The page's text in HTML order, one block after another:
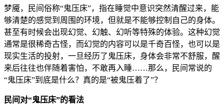
梦魇，民间俗称“鬼压床”，指在睡觉中意识突然清醒过来，能
够清楚的感觉到周围的环境，但就是不能够控制自己的身体。
甚至有时候会出现幻觉、幻触、幻听等特殊的体验。这种幻觉
通常是很稀奇古怪，而幻觉的内容可以是千奇百怪，也可以是
现实生活的投射，一旦经历了鬼压床，身体会非常不舒服，醒
来后往往也伴随着害怕，不敢再入睡……那么，民间常说的
“鬼压床”到底是什么？真的是“被鬼压着了”？
民间对“鬼压床”的看法